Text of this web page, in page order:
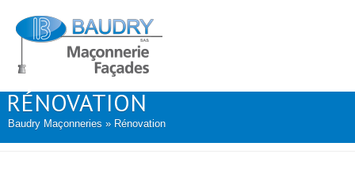
RÉNOVATION
Baudry Maçonneries » Rénovation